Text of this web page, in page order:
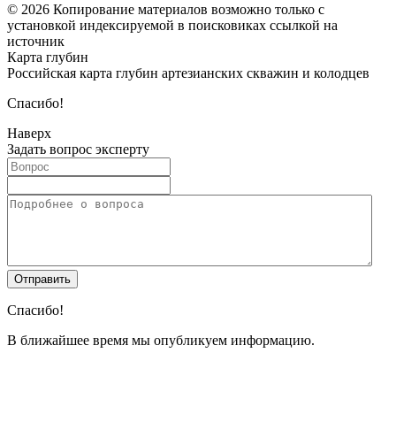
© 2026 Копирование материалов возможно только с
установкой индексируемой в поисковиках ссылкой на
источник
Карта глубин
Российская карта глубин артезианских скважин и колодцев
Спасибо!
Наверх
Задать вопрос эксперту
Спасибо!
В ближайшее время мы опубликуем информацию.